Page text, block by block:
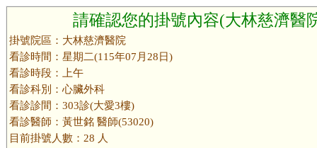
請確認您的掛號內容(大林慈濟醫
掛號院區：大林慈濟醫院
看診時間：星期二(115年07月28日)
看診時段：上午
看診科別：心臟外科
看診診間：303診(大愛3樓)
看診醫師：黃世銘 醫師(53020)
目前掛號人數：28 人